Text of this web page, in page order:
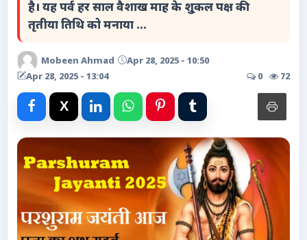
धर्म और अध्यात्म
Advertise with Us
Events
Videos
Contacts
है। यह पर्व हर साल वैशाख माह के शु्कल पक्ष की
तृतीया तिथि को मनाया ...
Mobeen Ahmad
Apr 28, 2025 - 10:50
Apr 28, 2025 - 13:04
0 72